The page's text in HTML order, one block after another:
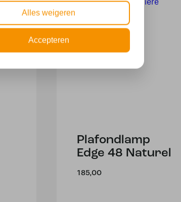
Plafondlamp
Edge 48 Naturel
185,00
Alles weigeren
Accepteren